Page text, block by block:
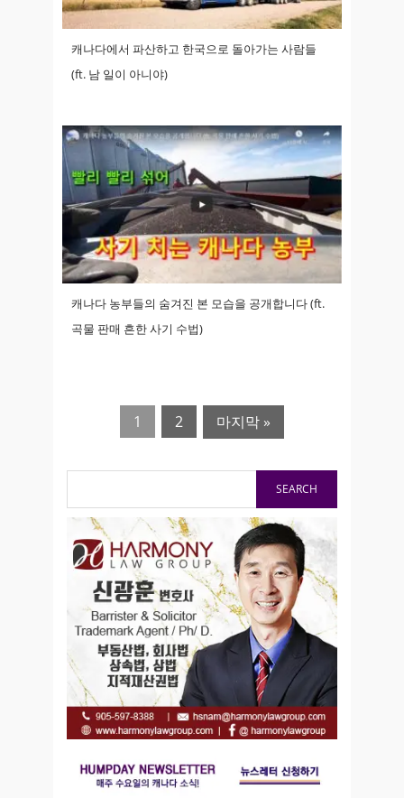
캐나다에서 파산하고 한국으로 돌아가는 사람들
(ft. 남 일이 아니야)
캐나다 농부들의 숨겨진 본 모습을 공개합니다 (ft.
곡물 판매 흔한 사기 수법)
1 2 마지막 »